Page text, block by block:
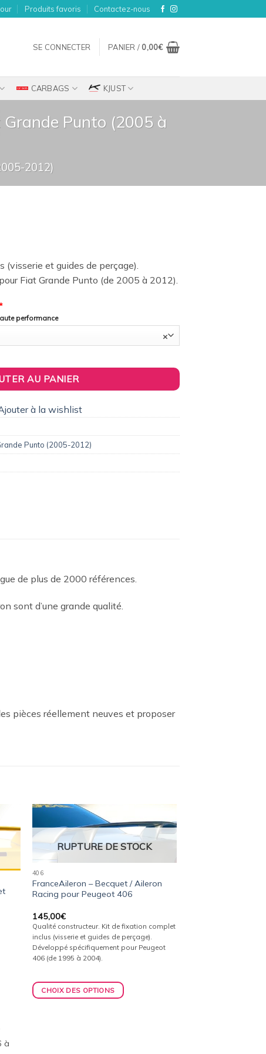
Produits favoris Contactez-nous
SE CONNECTER PANIER / 0,00€
CARBAGS KJUST
Punto (2005 à
2012)
et guides de perçage).
Fiat Grande Punto (de 2005 à 2012).
performance
×
/ Becquet Origine Replica pour Fiat Grande Punto (2005 à
AU PANIER
à la wishlist
Punto (2005-2012)
de plus de 2000 références.
sont d’une grande qualité.
pièces réellement neuves et proposer
à
Ajouter
à la
wishlist
RUPTURE DE STOCK
406
FranceAileron – Becquet / Aileron
Racing pour Peugeot 406
145,00€
Qualité constructeur. Kit de fixation complet
inclus (visserie et guides de perçage).
Développé spécifiquement pour Peugeot
406 (de 1995 à 2004).
CHOIX DES OPTIONS